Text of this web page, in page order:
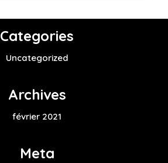
Categories
Uncategorized
Archives
février 2021
Meta